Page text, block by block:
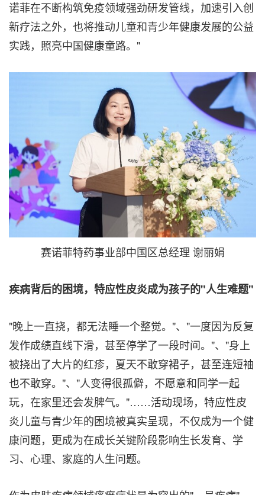
诺菲在不断构筑免疫领域强劲研发管线，加速引入创
新疗法之外，也将推动儿童和青少年健康发展的公益
实践，照亮中国健康童路。"
赛诺菲特药事业部中国区总经理 谢丽娟
疾病背后的困境，特应性皮炎成为孩子的"人生难题"
"晚上一直挠，都无法睡一个整觉。"、"一度因为反复
发作成绩直线下滑，甚至停学了一段时间。"、"身上
被挠出了大片的红疹，夏天不敢穿裙子，甚至连短袖
也不敢穿。"、"人变得很孤僻，不愿意和同学一起
玩，在家里还会发脾气。"……活动现场，特应性皮
炎儿童与青少年的困境被真实呈现，不仅成为一个健
康问题，更成为在成长关键阶段影响生长发育、学
习、心理、家庭的人生问题。